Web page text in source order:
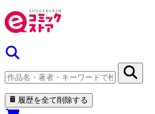
履歴を全て削除する